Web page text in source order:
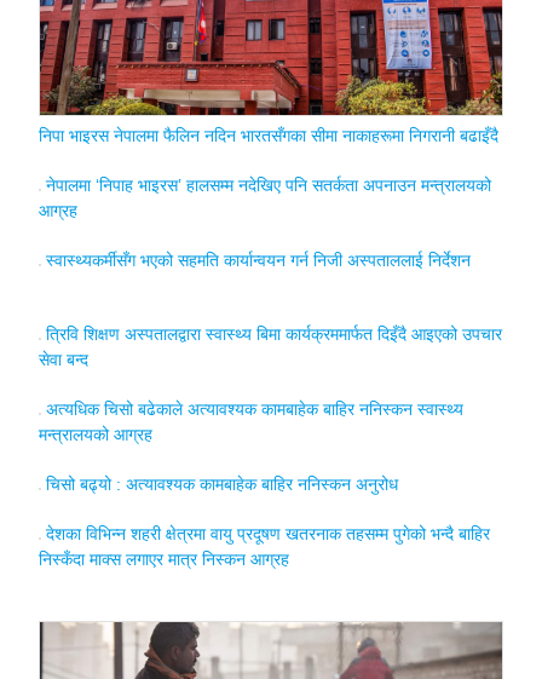
निपा भाइरस नेपालमा फैलिन नदिन भारतसँगका सीमा नाकाहरूमा निगरानी बढाइँदै
नेपालमा ‘निपाह भाइरस’ हालसम्म नदेखिए पनि सतर्कता अपनाउन मन्त्रालयको
आग्रह
स्वास्थ्यकर्मीसँग भएको सहमति कार्यान्वयन गर्न निजी अस्पताललाई निर्देशन
त्रिवि शिक्षण अस्पतालद्वारा स्वास्थ्य बिमा कार्यक्रममार्फत दिइँदै आइएको उपचार
सेवा बन्द
अत्यधिक चिसो बढेकाले अत्यावश्यक कामबाहेक बाहिर ननिस्कन स्वास्थ्य
मन्त्रालयको आग्रह
चिसो बढ्‍यो : अत्यावश्यक कामबाहेक बाहिर ननिस्कन अनुरोध
देशका विभिन्न शहरी क्षेत्रमा वायु प्रदूषण खतरनाक तहसम्म पुगेको भन्दै बाहिर
निस्कँदा माक्स लगाएर मात्र निस्कन आग्रह